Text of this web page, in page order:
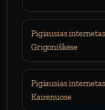
Pigiausias internetas
Grigoniškėse
Pigiausias internetas
Kairėnuose